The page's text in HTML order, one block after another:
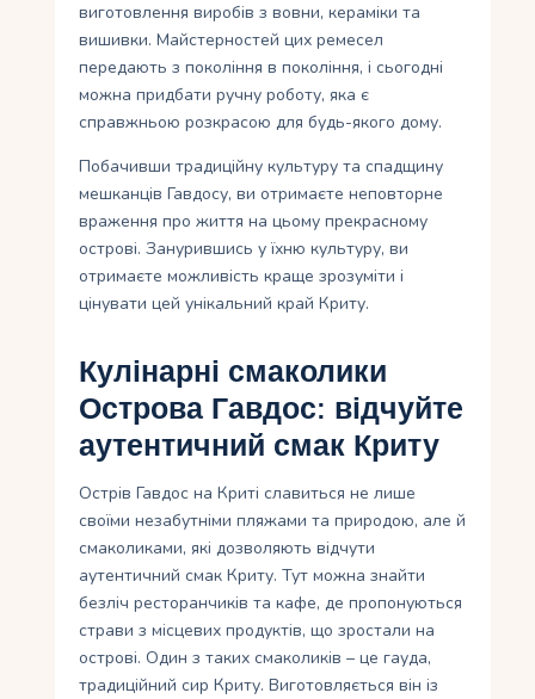
виготовлення виробів з вовни, кераміки та
вишивки. Майстерностей цих ремесел
передають з покоління в покоління, і сьогодні
можна придбати ручну роботу, яка є
справжньою розкрасою для будь-якого дому.
Побачивши традиційну культуру та спадщину
мешканців Гавдосу, ви отримаєте неповторне
враження про життя на цьому прекрасному
острові. Занурившись у їхню культуру, ви
отримаєте можливість краще зрозуміти і
цінувати цей унікальний край Криту.
Кулінарні смаколики
Острова Гавдос: відчуйте
аутентичний смак Криту
Острів Гавдос на Криті славиться не лише
своїми незабутніми пляжами та природою, але й
смаколиками, які дозволяють відчути
аутентичний смак Криту. Тут можна знайти
безліч ресторанчиків та кафе, де пропонуються
страви з місцевих продуктів, що зростали на
острові. Один з таких смаколиків – це гауда,
традиційний сир Криту. Виготовляється він із